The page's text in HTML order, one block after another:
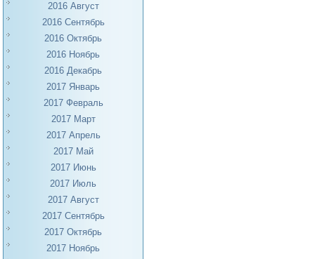
2016 Август
2016 Сентябрь
2016 Октябрь
2016 Ноябрь
2016 Декабрь
2017 Январь
2017 Февраль
2017 Март
2017 Апрель
2017 Май
2017 Июнь
2017 Июль
2017 Август
2017 Сентябрь
2017 Октябрь
2017 Ноябрь